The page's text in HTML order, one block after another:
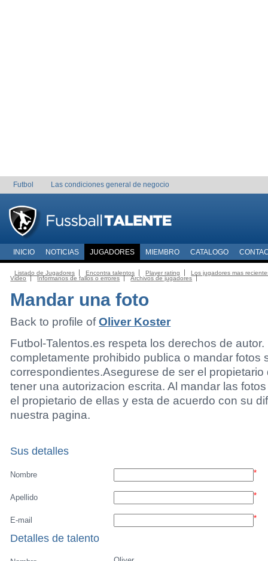
Futbol Las condiciones general de negocio
INICIO NOTICIAS JUGADORES MIEMBRO CATALOGO
Listado de Jugadores Encontra talentos Player rating
Los jugadores mas
Video
Informanos de fallos o errores Archivos de jugadores
Mandar una foto
Back to profile ofOliver Koster
Futbol-Talentos.es respeta los derechos de autor.
completamente prohibido publica o mandar fotos
correspondientes.Asegurese de ser el propietario
tener una autorizacion escrita. Al mandar las
el propietario de ellas y esta de acuerdo con su
nuestra pagina.
Sus detalles
Nombre *
Apellido *
E-mail *
Detalles de talento